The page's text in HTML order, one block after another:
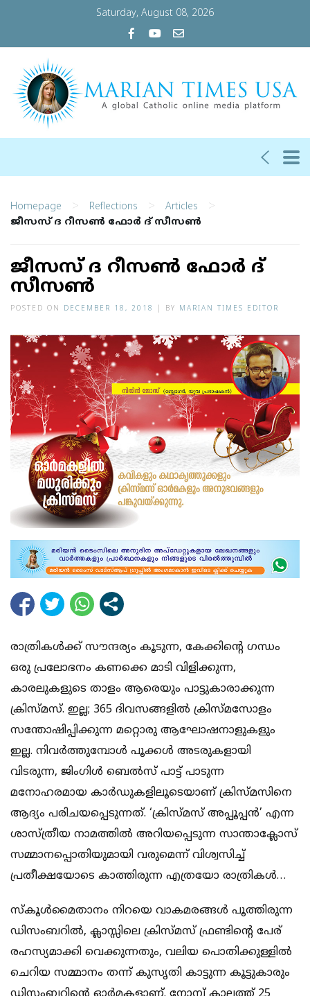
Saturday, August 08, 2026
Homepage > Reflections > Articles >
ജീസസ് ദ റീസണ്‍ ഫോര്‍ ദ് സീസണ്‍
ജീസസ് ദ റീസണ്‍ ഫോര്‍ ദ്
സീസണ്‍
POSTED ON DECEMBER 18, 2018 BY MARIAN TIMES EDITOR
രാത്രികള്‍ക്ക് സൗന്ദര്യം കൂടുന്ന, കേക്കിന്റെ ഗന്ധം
ഒരു പ്രലോഭനം കണക്കെ മാടി വിളിക്കുന്ന,
കാരലുകളുടെ താളം ആരെയും പാട്ടുകാരാക്കുന്ന
ക്രിസ്മസ്. ഇല്ല; 365 ദിവസങ്ങളില്‍ ക്രിസ്മസോളം
സന്തോഷിപ്പിക്കുന്ന മറ്റൊരു ആഘോഷനാളുകളും
ഇല്ല. നിവര്‍ത്തുമ്പോള്‍ പൂക്കള്‍ അടരുകളായി
വിടരുന്ന, ജിംഗിള്‍ ബെല്‍സ് പാട്ട് പാടുന്ന
മനോഹരമായ കാര്‍ഡുകളിലൂടെയാണ് ക്രിസ്മസിനെ
ആദ്യം പരിചയപ്പെടുന്നത്. ‘ക്രിസ്മസ് അപ്പൂപ്പന്‍’ എന്ന
ശാസ്ത്രീയ നാമത്തില്‍ അറിയപ്പെടുന്ന സാന്താക്ലോസ്
സമ്മാനപ്പൊതിയുമായി വരുമെന്ന് വിശ്വസിച്ച്
പ്രതീക്ഷയോടെ കാത്തിരുന്ന എത്രയോ രാത്രികള്‍…
സ്‌കൂള്‍മൈതാനം നിറയെ വാകമരങ്ങള്‍ പൂത്തിരുന്ന
ഡിസംബറില്‍, ക്ലാസ്സിലെ ക്രിസ്മസ് ഫ്രണ്ടിന്റെ പേര്
രഹസ്യമാക്കി വെക്കുന്നതും, വലിയ പൊതിക്കുള്ളില്‍
ചെറിയ സമ്മാനം തന്ന് കുസൃതി കാട്ടുന്ന കൂട്ടുകാരും